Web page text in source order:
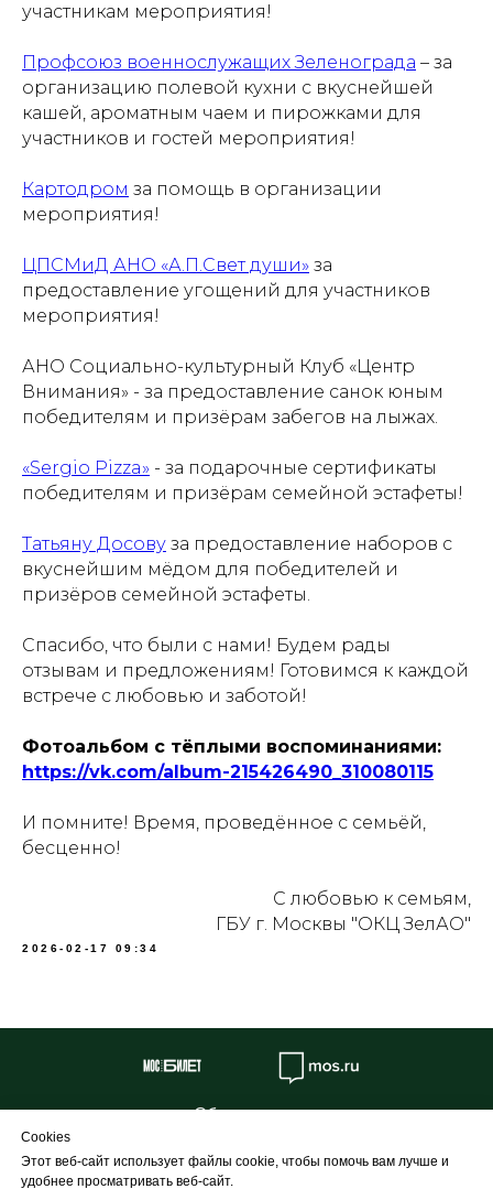
участникам мероприятия!
Профсоюз военнослужащих Зеленограда – за
организацию полевой кухни с вкуснейшей
кашей, ароматным чаем и пирожками для
участников и гостей мероприятия!
Картодром за помощь в организации
мероприятия!
ЦПСМиД АНО «А.П.Свет души» за
предоставление угощений для участников
мероприятия!
АНО Социально-культурный Клуб «Центр
Внимания» - за предоставление санок юным
победителям и призёрам забегов на лыжах.
«Sergio Pizza» - за подарочные сертификаты
победителям и призёрам семейной эстафеты!
Татьяну Досову за предоставление наборов с
вкуснейшим мёдом для победителей и
призёров семейной эстафеты.
Спасибо, что были с нами! Будем рады
отзывам и предложениям! Готовимся к каждой
встрече с любовью и заботой!
Фотоальбом с тёплыми воспоминаниями:
https://vk.com/album-215426490_310080115
И помните! Время, проведённое с семьёй,
бесценно!
С любовью к семьям,
ГБУ г. Москвы "ОКЦ ЗелАО"
2026-02-17 09:34
Об учреждении
Профилактика
Cookies
Этот веб-сайт использует файлы cookie, чтобы помочь вам лучше и
удобнее просматривать веб-сайт.